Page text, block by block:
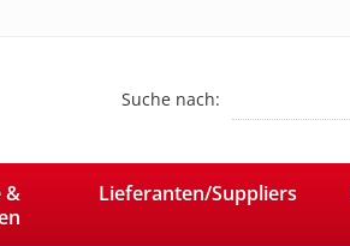
Suche nach:
&
Lieferanten/Suppliers